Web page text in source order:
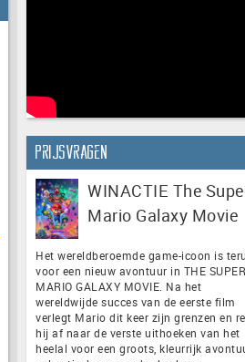
Prijsvragen
WINACTIE The
Mario Galaxy Movie
Het wereldberoemde game-icoon is
voor een nieuw avontuur in THE SUPER
MARIO GALAXY MOVIE. Na het
wereldwijde succes van de eerste film
verlegt Mario dit keer zijn grenzen en
hij af naar de verste uithoeken van het
heelal voor een groots, kleurrijk